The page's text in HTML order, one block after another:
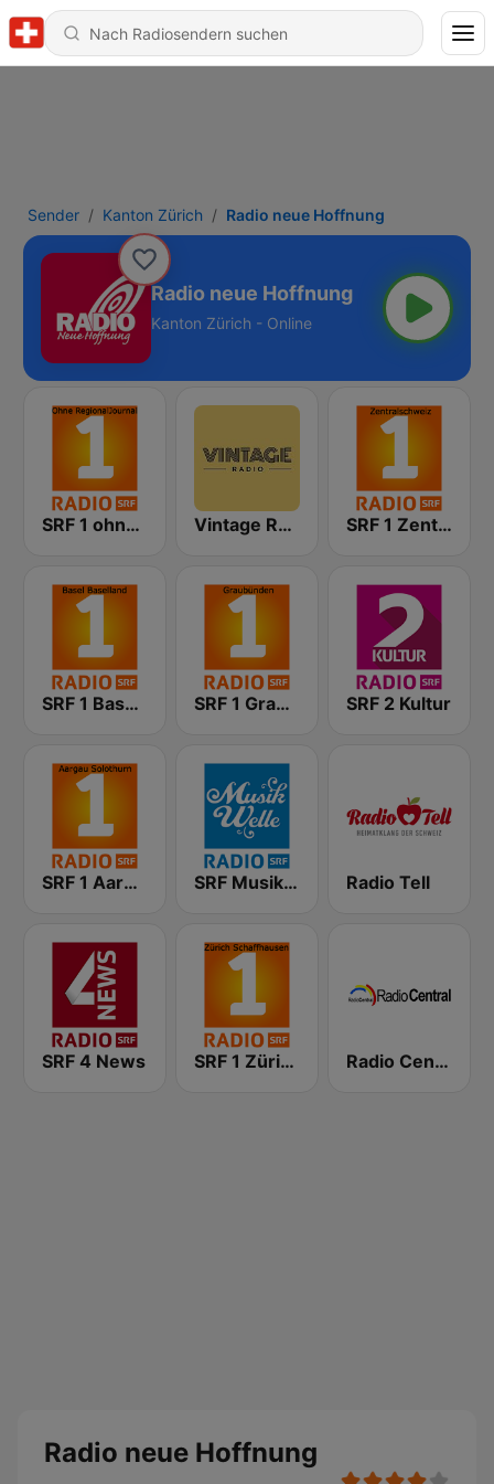
Sender Kanton Zürich Radio neue Hoffnung
Radio neue Hoffnung
Kanton Zürich - Online
SRF 1 ohne RegionalJournal Vintage Radio SRF 1 Zentralschweiz
SRF 1 Basel Baselland SRF 1 Graubünden SRF 2 Kultur
SRF 1 Aargau Solothurn SRF Musikwelle Radio Tell
SRF 4 News SRF 1 Zürich Schaffhausen Radio Central
Radio neue Hoffnung